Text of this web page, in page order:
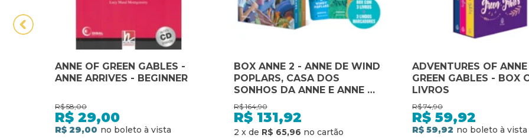
ANNE OF GREEN GABLES -
ANNE ARRIVES - BEGINNER
R$ 58,00
R$ 29,00
R$ 29,00
BOX ANNE 2 - ANNE DE WIND
POPLARS, CASA DOS
SONHOS DA ANNE E ANNE DE
INGLESIDE - (TEXTO
INTEGRAL - CLÁSSICOS
AUTÊNTICA)
R$ 164,90
R$ 131,92
2 x de R$ 65,96
ADVENTURES OF
GREEN GABLES - BOX
LIVROS
R$ 74,90
R$ 59,92
R$ 59,92